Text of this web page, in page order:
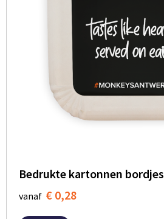
Bedrukte kartonnen bordjes
vanaf € 0,28